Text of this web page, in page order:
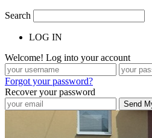
Search
LOG IN
Welcome! Log into your account
Forgot your password?
Recover your password